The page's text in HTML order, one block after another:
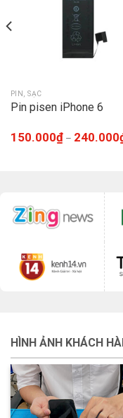
PIN, SẠC
Pin pisen iPhone 6
150.000₫– 240.000
HÌNH ẢNH KHÁCH